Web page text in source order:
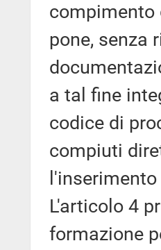
compimento
pone, senza
a tal fine
codice di
compiuti
L'articolo 4
formazione